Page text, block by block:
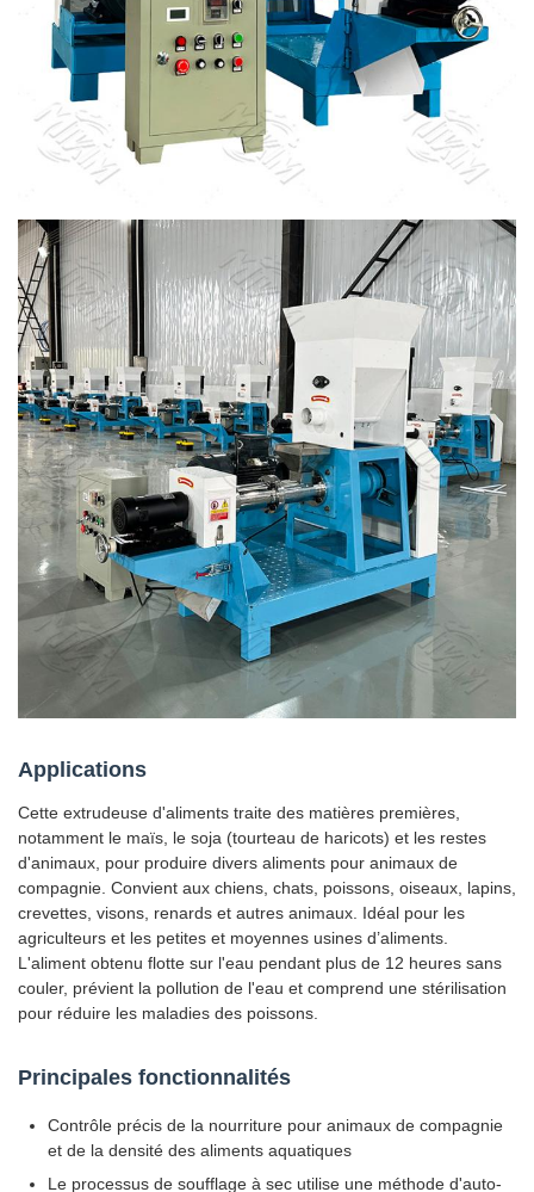
Applications
Cette extrudeuse d'aliments traite des matières premières,
notamment le maïs, le soja (tourteau de haricots) et les restes
d'animaux, pour produire divers aliments pour animaux de
compagnie. Convient aux chiens, chats, poissons, oiseaux, lapins,
crevettes, visons, renards et autres animaux. Idéal pour les
agriculteurs et les petites et moyennes usines d’aliments.
L'aliment obtenu flotte sur l'eau pendant plus de 12 heures sans
couler, prévient la pollution de l'eau et comprend une stérilisation
pour réduire les maladies des poissons.
Principales fonctionnalités
Contrôle précis de la nourriture pour animaux de compagnie
et de la densité des aliments aquatiques
Le processus de soufflage à sec utilise une méthode d'auto-